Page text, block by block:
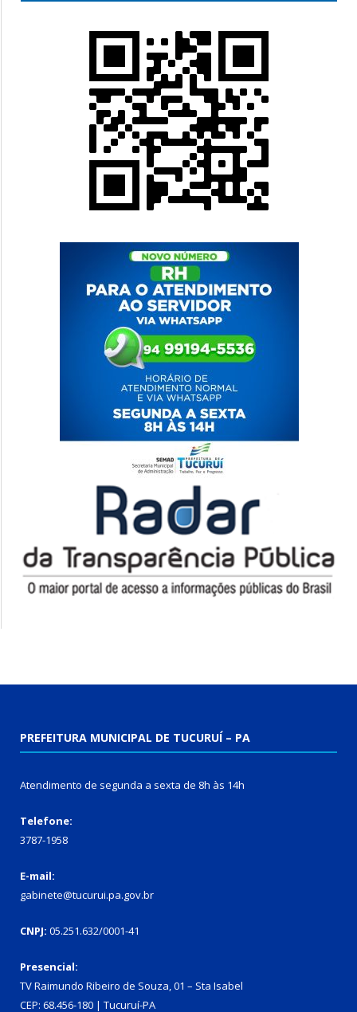
PREFEITURA MUNICIPAL DE TUCURUÍ – PA
Atendimento de segunda a sexta de 8h às 14h
Telefone:
3787-1958
E-mail:
gabinete@tucurui.pa.gov.br
CNPJ: 05.251.632/0001-41
Presencial:
TV Raimundo Ribeiro de Souza, 01 – Sta Isabel
CEP: 68.456-180 | Tucuruí-PA